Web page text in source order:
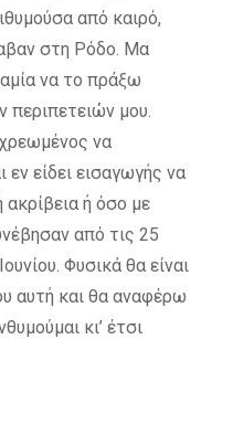
από καιρό,
στη Ρόδο. Μα
να το πράξω
περιπετειών μου.
να
είδει εισαγωγής να
ή όσο με
από τις 25
Φυσικά θα είναι
αυτή και θα αναφέρω
κι’ έτσι